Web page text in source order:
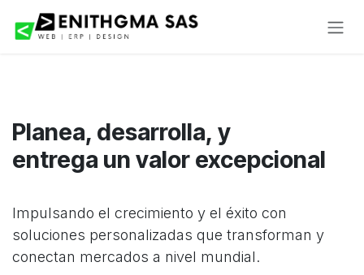
Ir al contenido
Planea, desarrolla, y
entrega un valor excepcional
Impulsando el crecimiento y el éxito con
soluciones personalizadas que transforman y
conectan mercados a nivel mundial.